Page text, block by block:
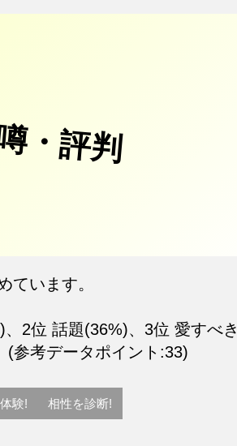
・評判
ています。
2位 話題(36%)、3位 愛すべき
(参考データポイント:33)
験! 相性を診断!